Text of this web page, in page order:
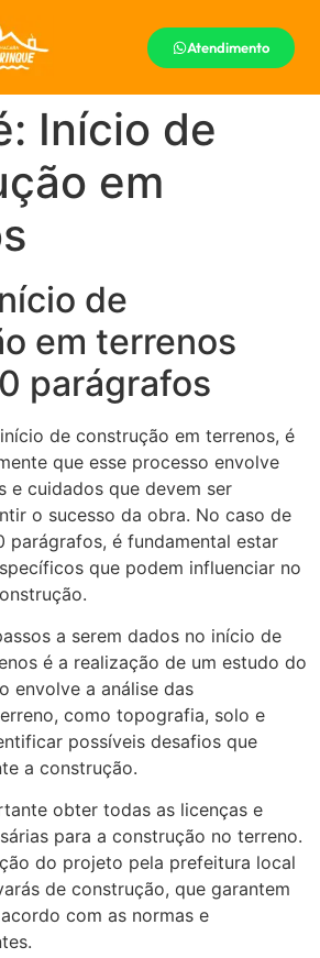
Atendimento
Início de
em
de
em terrenos
parágrafos
de construção em terrenos, é
que esse processo envolve
e cuidados que devem ser
o sucesso da obra. No caso de
parágrafos, é fundamental estar
que podem influenciar no
a serem dados no início de
é a realização de um estudo do
envolve a análise das
como topografia, solo e
possíveis desafios que
a construção.
obter todas as licenças e
para a construção no terreno.
do projeto pela prefeitura local
de construção, que garantem
com as normas e